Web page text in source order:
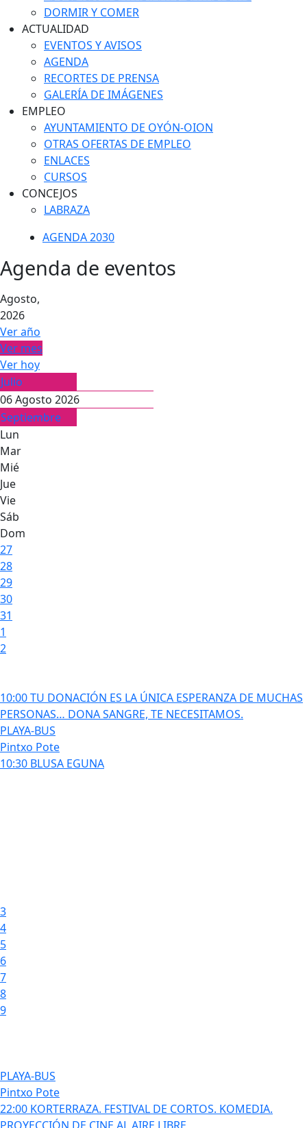
DORMIR Y COMER
ACTUALIDAD
EVENTOS Y AVISOS
AGENDA
RECORTES DE PRENSA
GALERÍA DE IMÁGENES
EMPLEO
AYUNTAMIENTO DE OYÓN-OION
OTRAS OFERTAS DE EMPLEO
ENLACES
CURSOS
CONCEJOS
LABRAZA
AGENDA 2030
Agenda de eventos
Agosto,
2026
Ver año
Ver mes
Ver hoy
Julio
06 Agosto 2026
Septiembre
Lun
Mar
Mié
Jue
Vie
Sáb
Dom
27
28
29
30
31
1
2
10:00 TU DONACIÓN ES LA ÚNICA ESPERANZA DE MUCHAS
PERSONAS… DONA SANGRE, TE NECESITAMOS.
PLAYA-BUS
Pintxo Pote
10:30 BLUSA EGUNA
3
4
5
6
7
8
9
PLAYA-BUS
Pintxo Pote
22:00 KORTERRAZA. FESTIVAL DE CORTOS. KOMEDIA.